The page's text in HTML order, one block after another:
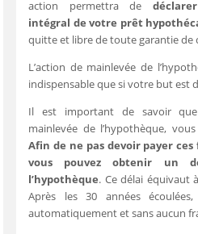
action permettra de
intégral de votre prêt
quitte et libre de toute garantie de
L’action de mainlevée de
indispensable que si votre but est
Il est important de savoir
mainlevée de l’hypothèque,
Afin de ne pas devoir payer
vous pouvez obtenir un
l’hypothèque. Ce délai équivaut
Après les 30 années écoulées,
automatiquement et sans aucun